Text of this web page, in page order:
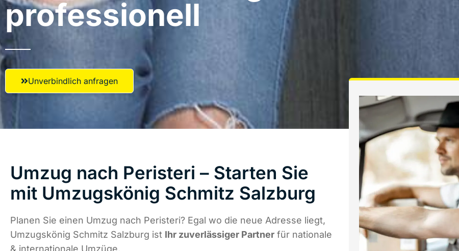
professionell​
Unverbindlich anfragen
Umzug nach Peristeri – Starten Sie
mit Umzugskönig Schmitz Salzburg
Planen Sie einen Umzug nach Peristeri? Egal wo die neue Adresse liegt,
Umzugskönig Schmitz Salzburg ist Ihr zuverlässiger Partner für nationale
& internationale Umzüge.